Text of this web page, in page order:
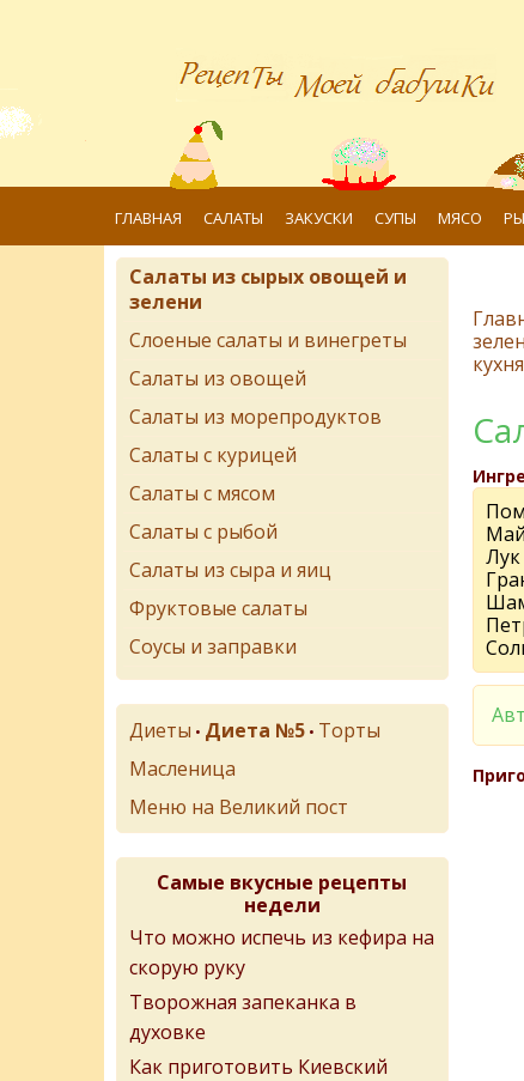
ГЛАВНАЯ САЛАТЫ ЗАКУСКИ СУПЫ МЯСО
кухня
Салаты из сырых овощей и
зелени
Слоеные салаты и винегреты
Салаты из овощей
Салаты из морепродуктов
Салаты с курицей
Салаты с мясом
Салаты с рыбой
Салаты из сыра и яиц
Фруктовые салаты
Соусы и заправки
Диеты • Диета №5 • Торты
Масленица
Меню на Великий пост
Самые вкусные рецепты
недели
Что можно испечь из кефира на
скорую руку
Творожная запеканка в
духовке
Как приготовить Киевский